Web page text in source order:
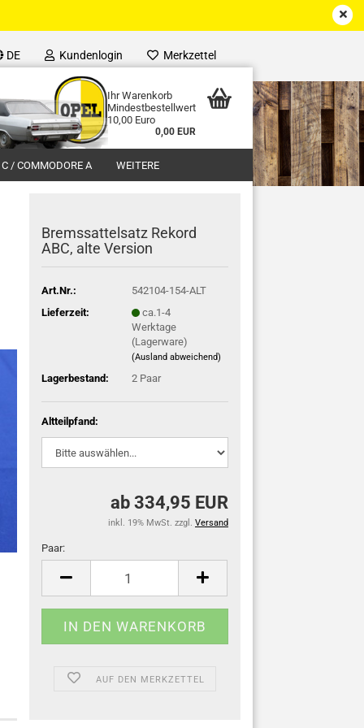
DE Kundenlogin Merkzettel
Ihr Warenkorb
Mindestbestellwert
10,00 Euro
0,00 EUR
C / COMMODORE A WEITERE
Bremssattelsatz Rekord
ABC, alte Version
Art.Nr.:
542104-154-ALT
Lieferzeit:
ca.1-4
Werktage
(Lagerware)
(Ausland abweichend)
Lagerbestand: 2 Paar
Altteilpfand:
ab 334,95 EUR
inkl. 19% MwSt. zzgl. Versand
Paar:
Paar
AUF DEN MERKZETTEL